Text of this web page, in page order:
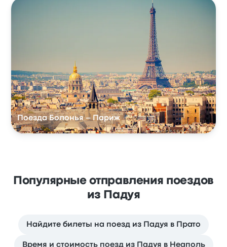
Поезда Болонья – Париж
Популярные отправления поездов
из Падуя
Найдите билеты на поезд из Падуя в Прато
Время и стоимость поезд из Падуя в Неаполь